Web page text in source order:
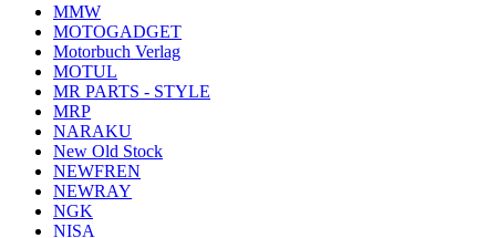
MMW
MOTOGADGET
Motorbuch Verlag
MOTUL
MR PARTS - STYLE
MRP
NARAKU
New Old Stock
NEWFREN
NEWRAY
NGK
NISA